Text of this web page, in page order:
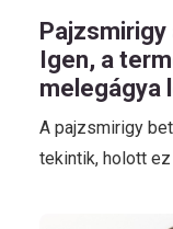
Igen, a
melegágya
A pajzsmirigy
tekintik, holott